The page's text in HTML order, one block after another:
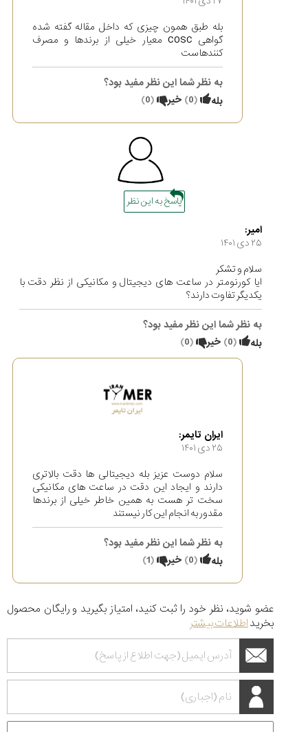
بله طبق همون چیزی که داخل مقاله گفته شده
گواهی COSC معیار خیلی از برندها و مصرف
کنندهاست
به نظر شما این نظر مفید بود؟
بله
(
0
) خیر (
0
)
پاسخ به این نظر
امیر:
۲۵ دی ۱۴۰۱
سلام و تشکر
ایا کورنومتر در ساعت های دیجیتال و مکانیکی از نظر دقت با
یکدیگر تفاوت دارند؟
به نظر شما این نظر مفید بود؟
بله
(
0
) خیر (
0
)
ایران تایمر:
۲۵ دی ۱۴۰۱
سلام دوست عزیز بله دیجیتالی ها دقت بالاتری
دارند و ایجاد این دقت در ساعت های مکانیکی
سخت تر هست به همین خاطر خیلی از برندها
مقدور به انجام این کار نیستند
به نظر شما این نظر مفید بود؟
بله
(
0
) خیر (
1
)
عضو شوید، نظر خود را ثبت کنید، امتیاز بگیرید و رایگان محصول
بخریداطلاعات بیشتر